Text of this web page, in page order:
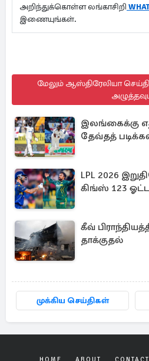
அறிந்துக்கொள்ள லங்காசிறி
இணையுங்கள்.
மேலும் ஆஸ்திரேலியா
இலங்கைக்கு
தேவ்தத்
LPL 2026
கிங்ஸ் 123
கீவ்
தாக்குதல்
முக்கிய செய்திகள்